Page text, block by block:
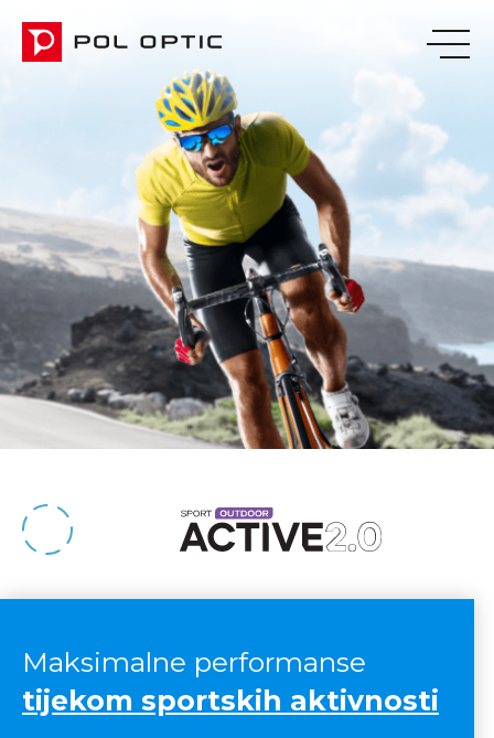
Maksimalne performanse
tijekom sportskih aktivnosti